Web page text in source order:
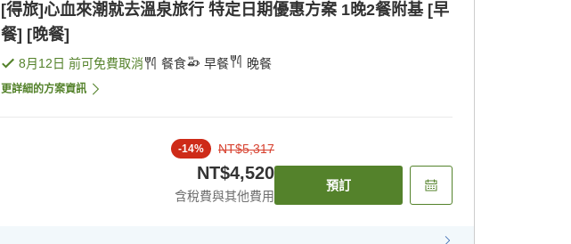
[得旅]心血來潮就去溫泉旅行 特定日期優惠方案 1晚2餐附基 [早
餐] [晚餐]
8月12日 前可免費取消 餐食 早餐 晚餐
更詳細的方案資訊
-14% NT$5,317
NT$4,520
含稅費與其他費用
預訂